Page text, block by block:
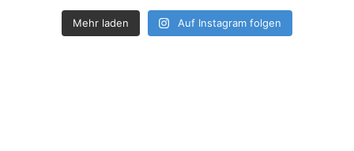
Mehr laden Auf Instagram folgen